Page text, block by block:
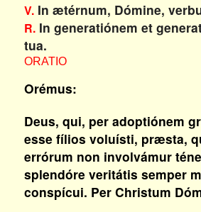
V.In ætérnum, Dómine,
R.In generatiónem et
tua.
ORATIO
Orémus:
Deus, qui, per adoptiónem
esse fílios voluísti, præsta,
errórum non involvámur
splendóre veritátis semper
conspícui. Per Christum